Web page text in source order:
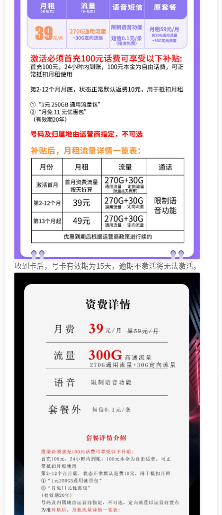
收到卡后，号卡有效期为15天，逾期不激活将无法激活。